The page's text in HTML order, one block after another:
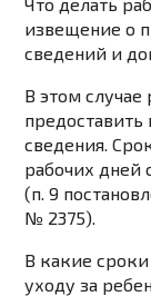
извещение о
сведений и
В этом случае
сведения.
рабочих дней
(п. 9
№ 2375).
В какие
уходу за